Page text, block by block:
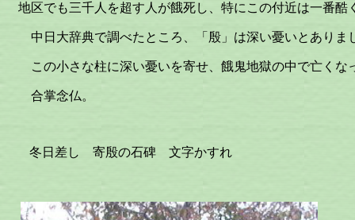
地区でも三千人を超す人が餓死し、特にこの付近は一番
中日大辞典で調べたところ、「殷」は深い憂いとありま
この小さな柱に深い憂いを寄せ、餓鬼地獄の中で亡くな
合掌念仏。
冬日差し 寄殷の石碑 文字かすれ